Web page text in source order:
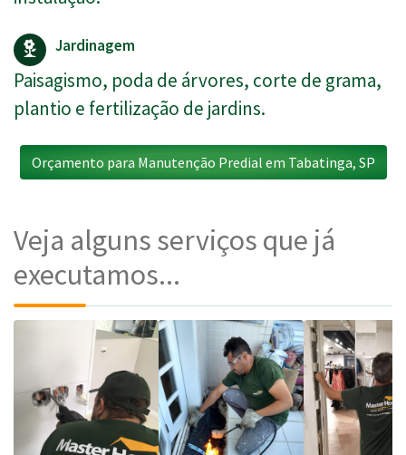
Jardinagem
Paisagismo, poda de árvores, corte de grama,
plantio e fertilização de jardins.
Orçamento para Manutenção Predial em Tabatinga, SP
Veja alguns serviços que já
executamos...